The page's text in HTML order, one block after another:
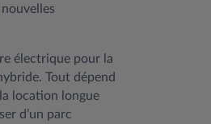
électrique pour la
Tout dépend
location longue
d’un parc